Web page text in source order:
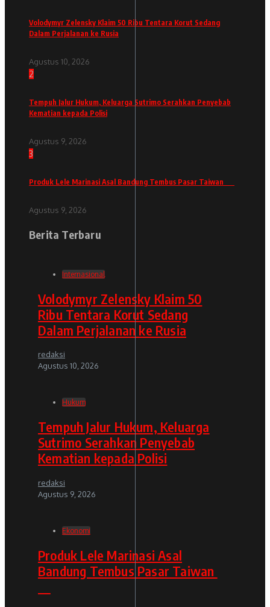
Volodymyr Zelensky Klaim 50 Ribu Tentara Korut Sedang
Dalam Perjalanan ke Rusia
Agustus 10, 2026
2
Tempuh Jalur Hukum, Keluarga Sutrimo Serahkan Penyebab
Kematian kepada Polisi
Agustus 9, 2026
3
Produk Lele Marinasi Asal Bandung Tembus Pasar Taiwan
Agustus 9, 2026
Berita Terbaru
Internasional
Volodymyr Zelensky Klaim 50
Ribu Tentara Korut Sedang
Dalam Perjalanan ke Rusia
redaksi
Agustus 10, 2026
Hukum
Tempuh Jalur Hukum, Keluarga
Sutrimo Serahkan Penyebab
Kematian kepada Polisi
redaksi
Agustus 9, 2026
Ekonomi
Produk Lele Marinasi Asal
Bandung Tembus Pasar Taiwan